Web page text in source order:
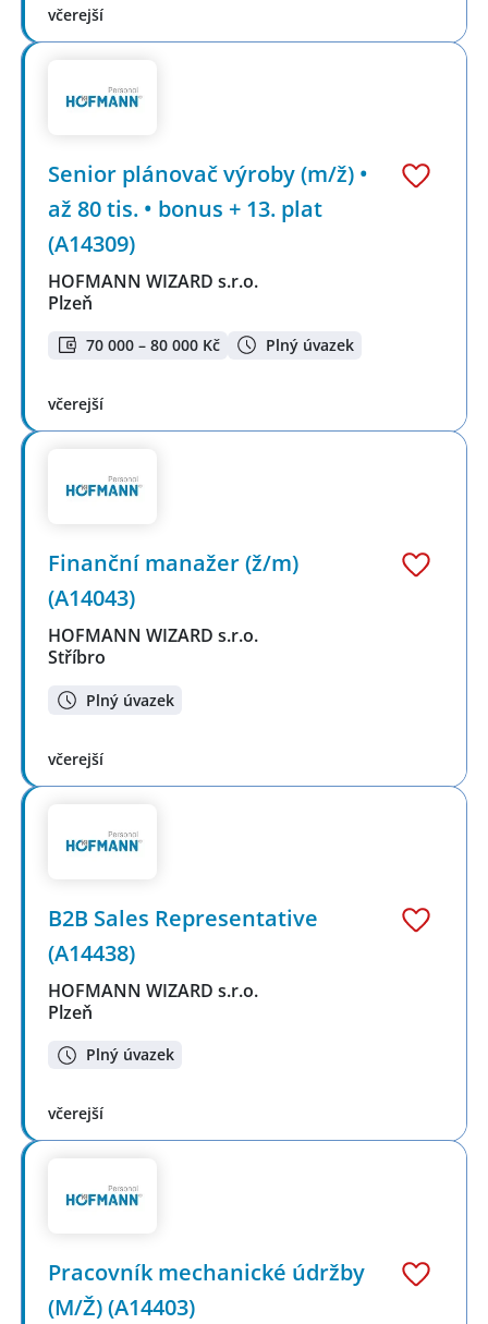
včerejší
Senior plánovač výroby (m/ž) •
až 80 tis. • bonus + 13. plat
(A14309)
HOFMANN WIZARD s.r.o.
Plzeň
70 000 – 80 000 Kč Plný úvazek
včerejší
Finanční manažer (ž/m)
(A14043)
HOFMANN WIZARD s.r.o.
Stříbro
Plný úvazek
včerejší
B2B Sales Representative
(A14438)
HOFMANN WIZARD s.r.o.
Plzeň
Plný úvazek
včerejší
Pracovník mechanické údržby
(M/Ž) (A14403)